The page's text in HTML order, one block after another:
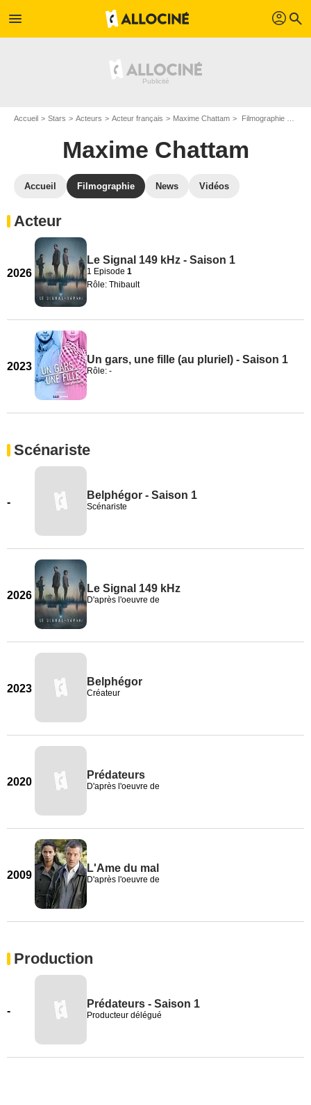
menu profil search
Accueil Stars Acteurs Acteur français Maxime Chattam Filmographie Maxime Chattam
Maxime Chattam
Accueil Filmographie News Vidéos
Acteur
2026
Le Signal 149 kHz - Saison 1
1 Episode 1
Rôle: Thibault
2023
Un gars, une fille (au pluriel) - Saison 1
Rôle: -
Scénariste
-
Belphégor - Saison 1
Scénariste
2026
Le Signal 149 kHz
D'après l'oeuvre de
2023
Belphégor
Créateur
2020
Prédateurs
D'après l'oeuvre de
2009
L'Ame du mal
D'après l'oeuvre de
Production
-
Prédateurs - Saison 1
Producteur délégué